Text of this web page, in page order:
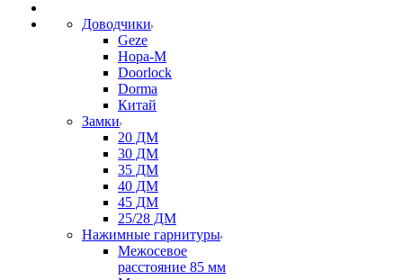
Доводчики
Geze
Нора-М
Doorlock
Dorma
Китай
Замки
20 ДМ
30 ДМ
35 ДМ
40 ДМ
45 ДМ
25/28 ДМ
Нажимные гарнитуры
Межосевое
расстояние 85 мм